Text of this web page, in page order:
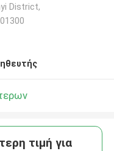
District,
τιμή για